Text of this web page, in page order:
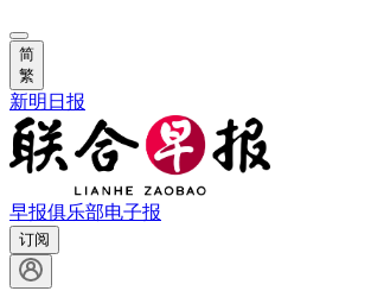
简
繁
新明日报
早报俱乐部电子报
订阅